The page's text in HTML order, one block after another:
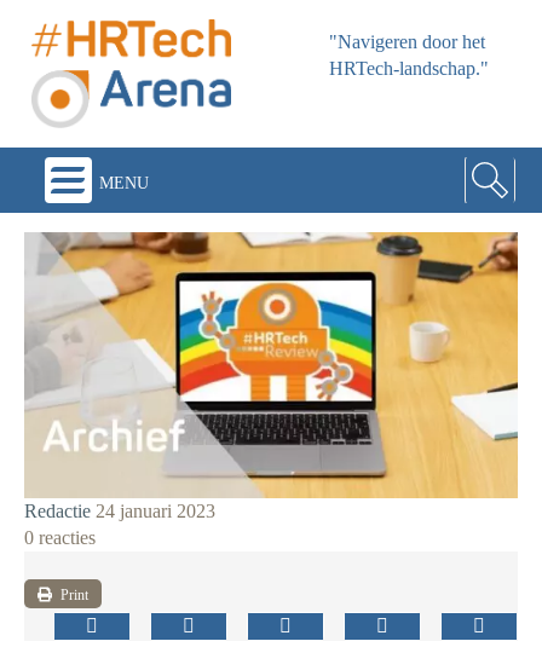
"Navigeren door het
HRTech-landschap."
menu
Redactie 24 januari 2023
0 reacties
Print